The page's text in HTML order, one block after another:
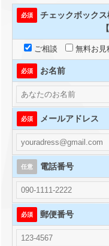
必須
チェックボック
ご相談 無料お見
必須 お名前
必須 メールアドレス
任意 電話番号
必須 郵便番号